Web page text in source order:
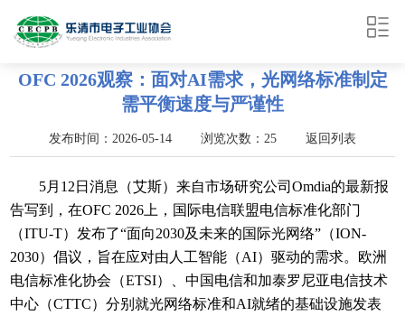
OFC 2026观察：面对AI需求，光网络标准制定
需平衡速度与严谨性
发布时间：2026-05-14 浏览次数：25 返回列表
5月12日消息（艾斯）来自市场研究公司Omdia的最新报
告写到，在OFC 2026上，国际电信联盟电信标准化部门
（ITU-T）发布了“面向2030及未来的国际光网络”（ION-
2030）倡议，旨在应对由人工智能（AI）驱动的需求。欧洲
电信标准化协会（ETSI）、中国电信和加泰罗尼亚电信技术
中心（CTTC）分别就光网络标准和AI就绪的基础设施发表